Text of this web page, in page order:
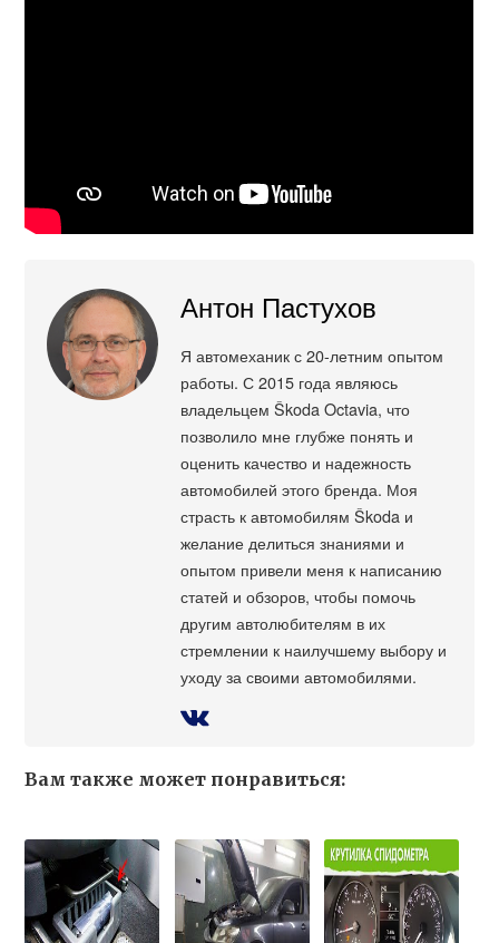
Антон Пастухов
Я автомеханик с 20-летним опытом
работы. С 2015 года являюсь
владельцем Škoda Octavia, что
позволило мне глубже понять и
оценить качество и надежность
автомобилей этого бренда. Моя
страсть к автомобилям Škoda и
желание делиться знаниями и
опытом привели меня к написанию
статей и обзоров, чтобы помочь
другим автолюбителям в их
стремлении к наилучшему выбору и
уходу за своими автомобилями.
Вам также может понравиться: